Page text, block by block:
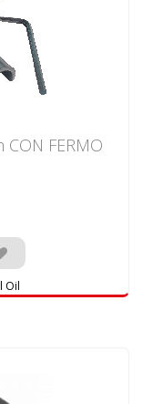
FERMO
Oil